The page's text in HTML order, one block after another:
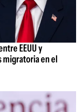
EEUU y
migratoria en el